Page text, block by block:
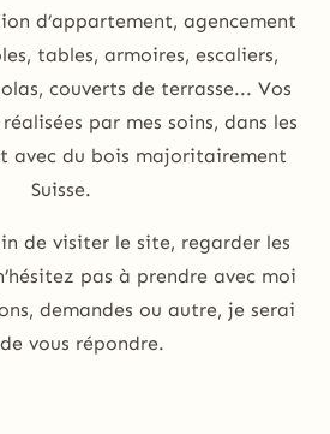
d’appartement, agencement
tables, armoires, escaliers,
couverts de terrasse... Vos
par mes soins, dans les
avec du bois majoritairement
Suisse.
de visiter le site, regarder les
pas à prendre avec moi
demandes ou autre, je serai
vous répondre.